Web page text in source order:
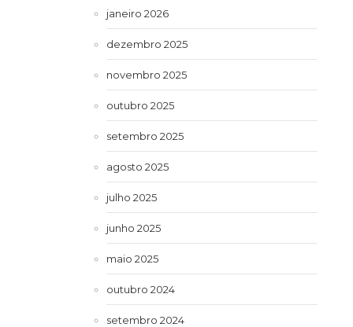
janeiro 2026
dezembro 2025
novembro 2025
outubro 2025
setembro 2025
agosto 2025
julho 2025
junho 2025
maio 2025
outubro 2024
setembro 2024